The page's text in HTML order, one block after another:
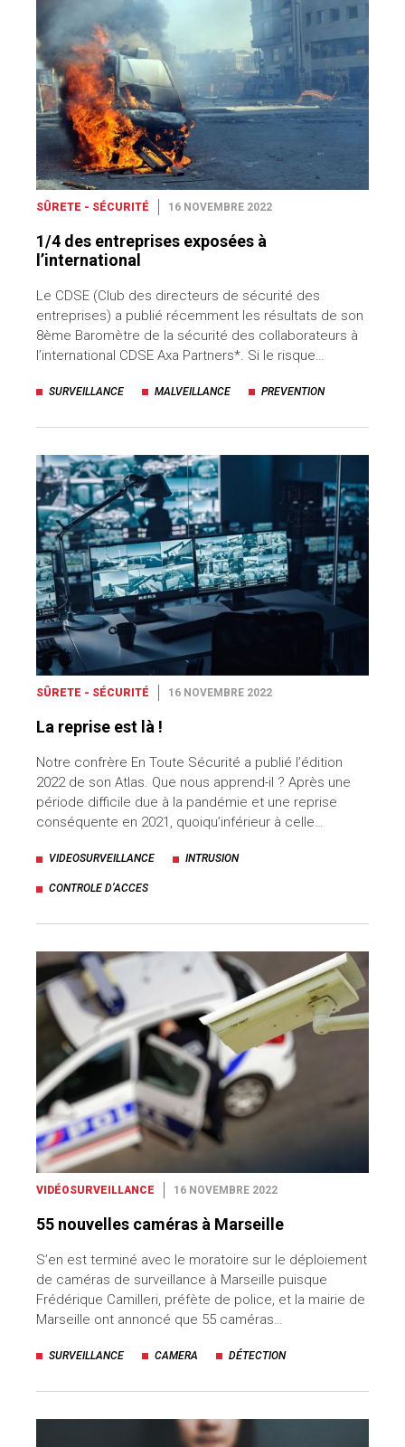
SÛRETE - SÉCURITÉ 16 NOVEMBRE 2022
1/4 des entreprises exposées à
l’international
Le CDSE (Club des directeurs de sécurité des
entreprises) a publié récemment les résultats de son
8ème Baromètre de la sécurité des collaborateurs à
l’international CDSE Axa Partners*. Si le risque…
SURVEILLANCE MALVEILLANCE PREVENTION
SÛRETE - SÉCURITÉ 16 NOVEMBRE 2022
La reprise est là !
Notre confrère En Toute Sécurité a publié l’édition
2022 de son Atlas. Que nous apprend-il ? Après une
période difficile due à la pandémie et une reprise
conséquente en 2021, quoiqu’inférieur à celle…
VIDEOSURVEILLANCE INTRUSION
CONTROLE D’ACCES
VIDÉOSURVEILLANCE 16 NOVEMBRE 2022
55 nouvelles caméras à Marseille
S’en est terminé avec le moratoire sur le déploiement
de caméras de surveillance à Marseille puisque
Frédérique Camilleri, préfète de police, et la mairie de
Marseille ont annoncé que 55 caméras…
SURVEILLANCE CAMERA DÉTECTION